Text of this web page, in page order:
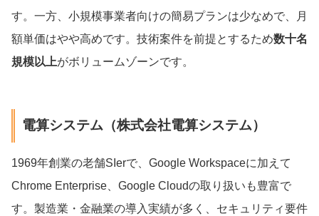
す。一方、小規模事業者向けの簡易プランは少なめで、月
額単価はやや高めです。技術案件を前提とするため数十名
規模以上がボリュームゾーンです。
電算システム（株式会社電算システム）
1969年創業の老舗SIerで、Google Workspaceに加えて
Chrome Enterprise、Google Cloudの取り扱いも豊富で
す。製造業・金融業の導入実績が多く、セキュリティ要件